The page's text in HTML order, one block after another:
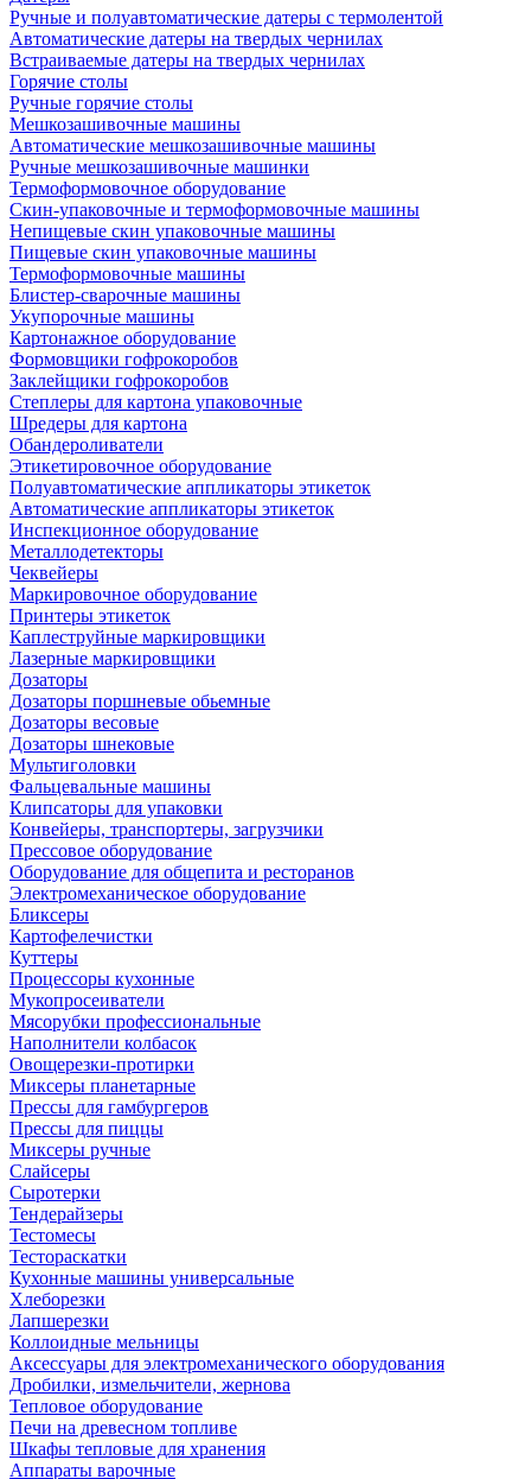
Ручные и полуавтоматические датеры с термолентой
Автоматические датеры на твердых чернилах
Встраиваемые датеры на твердых чернилах
Горячие столы
Ручные горячие столы
Мешкозашивочные машины
Автоматические мешкозашивочные машины
Ручные мешкозашивочные машинки
Термоформовочное оборудование
Скин-упаковочные и термоформовочные машины
Непищевые скин упаковочные машины
Пищевые скин упаковочные машины
Термоформовочные машины
Блистер-сварочные машины
Укупорочные машины
Картонажное оборудование
Формовщики гофрокоробов
Заклейщики гофрокоробов
Степлеры для картона упаковочные
Шредеры для картона
Обандероливатели
Этикетировочное оборудование
Полуавтоматические аппликаторы этикеток
Автоматические аппликаторы этикеток
Инспекционное оборудование
Металлодетекторы
Чеквейеры
Маркировочное оборудование
Принтеры этикеток
Каплеструйные маркировщики
Лазерные маркировщики
Дозаторы
Дозаторы поршневые обьемные
Дозаторы весовые
Дозаторы шнековые
Мультиголовки
Фальцевальные машины
Клипсаторы для упаковки
Конвейеры, транспортеры, загрузчики
Прессовое оборудование
Оборудование для общепита и ресторанов
Электромеханическое оборудование
Бликсеры
Картофелечистки
Куттеры
Процессоры кухонные
Мукопросеиватели
Мясорубки профессиональные
Наполнители колбасок
Овощерезки-протирки
Миксеры планетарные
Прессы для гамбургеров
Прессы для пиццы
Миксеры ручные
Слайсеры
Сыротерки
Тендерайзеры
Тестомесы
Тестораскатки
Кухонные машины универсальные
Хлеборезки
Лапшерезки
Коллоидные мельницы
Аксессуары для электромеханического оборудования
Дробилки, измельчители, жернова
Тепловое оборудование
Печи на древесном топливе
Шкафы тепловые для хранения
Аппараты варочные